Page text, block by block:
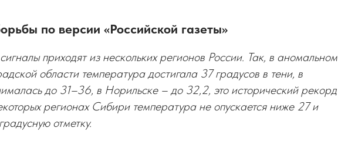
по версии «Российской газеты»
приходят из нескольких регионов России. Так, в аномальном
области температура достигала 37 градусов в тени, в
до 31–36, в Норильске – до 32,2, это исторический рекорд
регионах Сибири температура не опускается ниже 27 и
отметку.